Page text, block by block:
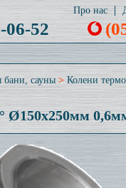
Про нас
52
сауны>Колени термо
Ø150x250мм